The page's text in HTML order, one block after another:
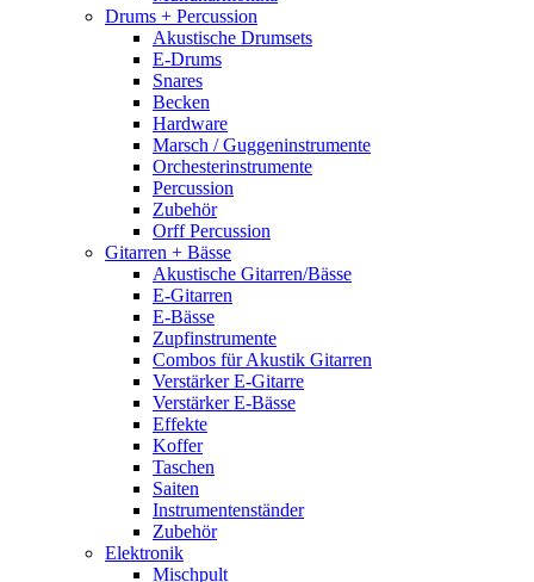
Drums + Percussion
Akustische Drumsets
E-Drums
Snares
Becken
Hardware
Marsch / Guggeninstrumente
Orchesterinstrumente
Percussion
Zubehör
Orff Percussion
Gitarren + Bässe
Akustische Gitarren/Bässe
E-Gitarren
E-Bässe
Zupfinstrumente
Combos für Akustik Gitarren
Verstärker E-Gitarre
Verstärker E-Bässe
Effekte
Koffer
Taschen
Saiten
Instrumentenständer
Zubehör
Elektronik
Mischpult